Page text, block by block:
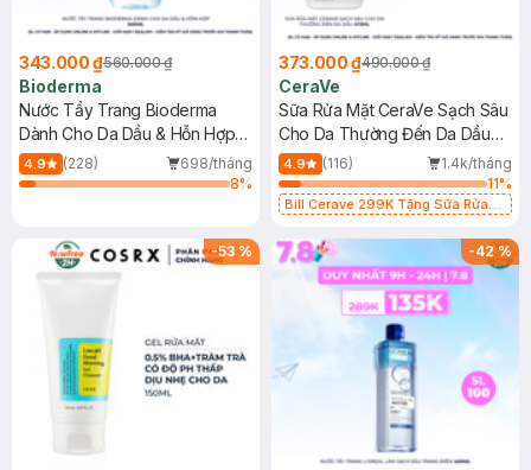
343.000 ₫560.000 ₫
Bioderma
Nước Tẩy Trang Bioderma
Dành Cho Da Dầu & Hỗn Hợp
500ml
4.9 (228)
698/tháng
8%
373.000 ₫490.000 ₫
CeraVe
Sữa Rửa Mặt CeraVe Sạch Sâu
Cho Da Thường Đến Da Dầu
473ml
4.9 (116)
1.4k/tháng
11%
Bill Cerave 299K Tặng Sữa Rửa
-53 % -42%